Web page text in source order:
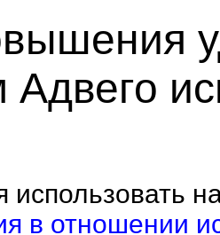
Адвего
использовать
в отношении